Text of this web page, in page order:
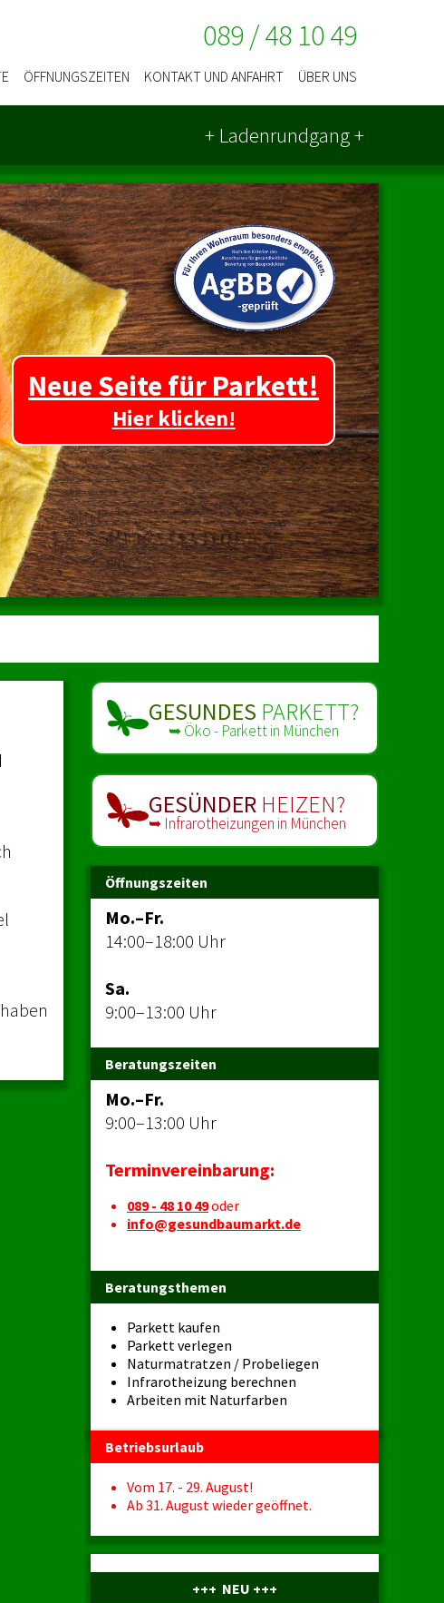
089 / 48 10 49
ÖFFNUNGSZEITEN KONTAKT UND ANFAHRT ÜBER UNS
+ Laden­rundgang +
Neue Seite für Parkett!
Hier klicken!
GESUNDES PARKETT?
➥ Öko - Parkett in München
GESÜNDER HEIZEN?
➥ Infrarot­heizungen in München
Öffnungszeiten
Mo.–Fr.
14:00–18:00 Uhr
Sa.
9:00–13:00 Uhr
Beratungszeiten
Mo.–Fr.
9:00–13:00 Uhr
Terminvereinbarung:
089 - 48 10 49oder
info@gesundbaumarkt.de
Beratungsthemen
Parkett kaufen
Parkett verlegen
Naturmatratzen / Probeliegen
Infrarotheizung berechnen
Arbeiten mit Naturfarben
Betriebsurlaub
Vom 17. - 29. August!
Ab 31. August wieder geöffnet.
+++ NEU +++